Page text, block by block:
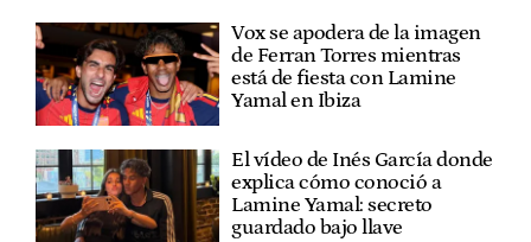
Vox se apodera de la imagen
de Ferran Torres mientras
está de fiesta con Lamine
Yamal en Ibiza
El vídeo de Inés García donde
explica cómo conoció a
Lamine Yamal: secreto
guardado bajo llave